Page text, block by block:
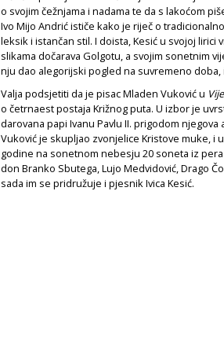
o svojim čežnjama i nadama te da s lakoćom
Ivo Mijo Andrić ističe kako je riječ o
leksik i istančan stil. I doista, Kesić u svojoj
slikama dočarava Golgotu, a svojim sonetnim
nju dao alegorijski pogled na suvremeno doba,
Valja podsjetiti da je pisac Mladen Vuković u
o četrnaest postaja Križnog puta. U izbor je
darovana papi Ivanu Pavlu II. prigodom
Vuković je skupljao zvonjelice Kristove muke, i
godine na sonetnom nebesju 20 soneta iz
don Branko Sbutega, Lujo Medvidović, Drago
sada im se pridružuje i pjesnik Ivica Kesić.